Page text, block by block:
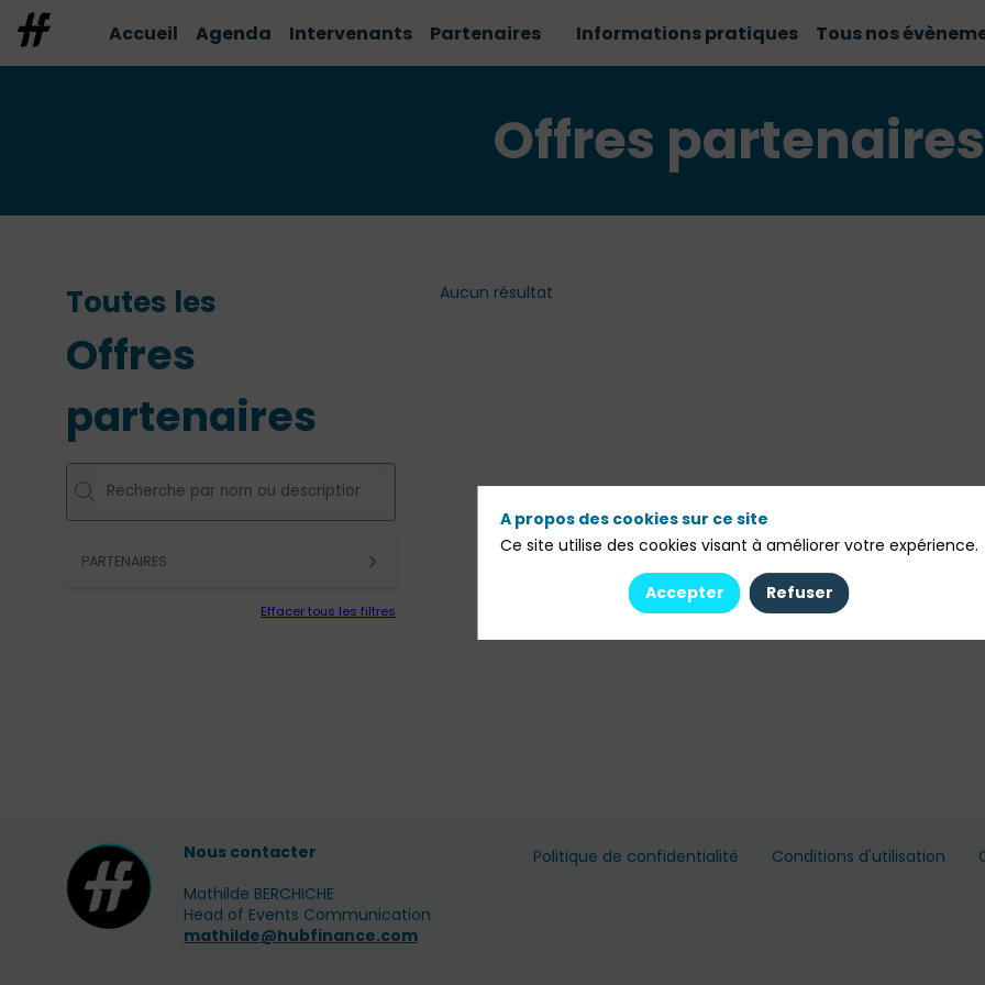
Accueil Agenda Intervenants Partenaires Informations pratiques Tous nos
Offres partenaires
Toutes les
Offres
partenaires
PARTENAIRES
Effacer tous les filtres
Aucun résultat
Nous contacter
Mathilde BERCHICHE
Head of Events Communication
mathilde@hubfinance.com
Politique de confidentialité Conditions d'utilisation
A propos des cookies sur ce site
Ce site utilise des cookies visant à améliorer votre expérience.
Accepter Refuser